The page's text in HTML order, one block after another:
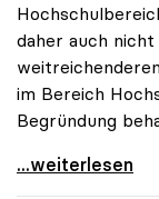
daher auch
im Bereich
Begründung
ORF-
...weiterlesen